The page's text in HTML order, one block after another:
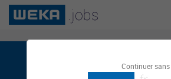
Continuer
weka.jobs, le réseau de